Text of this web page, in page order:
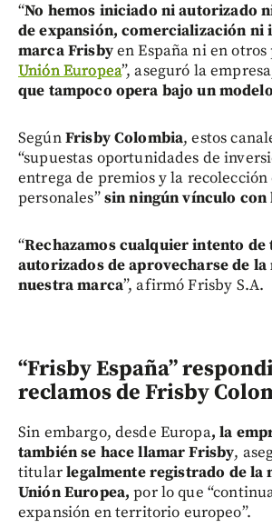
“No hemos iniciado ni autorizado
de expansión, comercialización ni
marca Frisbyen España ni en otros
Unión Europea”, aseguró la
que tampoco opera bajo un
SegúnFrisby Colombia, estos
“supuestas oportunidades de
entrega de premios y la recolección
personales”sin ningún vínculo con
“Rechazamos cualquier intento de
autorizados de aprovecharse de
nuestra marca”, afirmó Frisby S.A.
“Frisby España”
reclamos de Frisby
Sin embargo, desde Europa, la
también se hace llamar Frisby,
titularlegalmente registrado de la
Unión Europea,por lo que
expansión en territorio europeo”.